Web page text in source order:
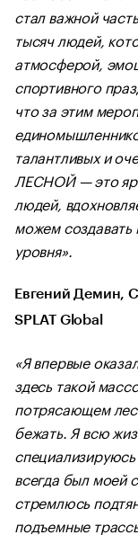
стал важной
тысяч людей,
атмосферой,
спортивного
что за этим
талантливых и
ЛЕСНОЙ — это
людей,
можем
уровня».
Евгений Демин,
SPLAT Global
«Я впервые
здесь такой
потрясающем
бежать. Я всю
специализируюсь
всегда был моей
стремлюсь
подъемные